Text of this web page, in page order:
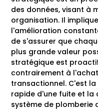
des données, visant à
organisation. Il
l'amélioration
de s'assurer que
plus grande valeur
stratégique est
contrairement à
transactionnel. C'est
rapide d'une fuite et la
système de plomberie